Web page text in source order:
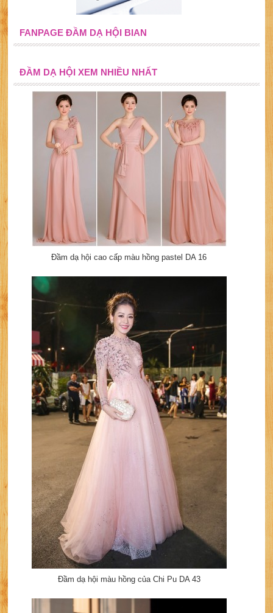
FANPAGE ĐẦM DẠ HỘI BIAN
ĐẦM DẠ HỘI XEM NHIỀU NHẤT
Đầm dạ hội cao cấp màu hồng pastel DA 16
Đầm dạ hội màu hồng của Chi Pu DA 43